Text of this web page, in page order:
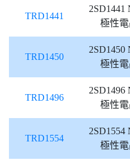
TRD1441
2SD1441
極性
TRD1450
2SD1450
極性
TRD1496
2SD1496
極性
TRD1554
2SD1554
極性